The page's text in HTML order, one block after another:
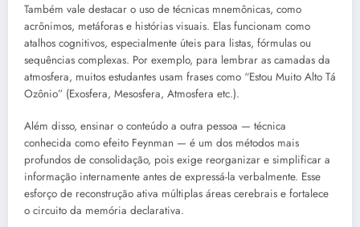
Também vale destacar o uso de técnicas mnemônicas, como
acrônimos, metáforas e histórias visuais. Elas funcionam como
atalhos cognitivos, especialmente úteis para listas, fórmulas ou
sequências complexas. Por exemplo, para lembrar as camadas da
atmosfera, muitos estudantes usam frases como “Estou Muito Alto Tá
Ozônio” (Exosfera, Mesosfera, Atmosfera etc.).
Além disso, ensinar o conteúdo a outra pessoa — técnica
conhecida como efeito Feynman — é um dos métodos mais
profundos de consolidação, pois exige reorganizar e simplificar a
informação internamente antes de expressá-la verbalmente. Esse
esforço de reconstrução ativa múltiplas áreas cerebrais e fortalece
o circuito da memória declarativa.